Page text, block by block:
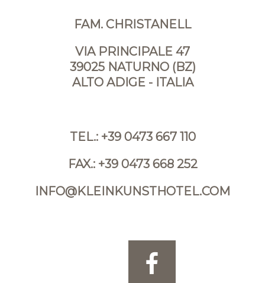
FAM. CHRISTANELL
VIA PRINCIPALE 47
39025 NATURNO (BZ)
ALTO ADIGE - ITALIA
TEL.: +39 0473 667 110
FAX.: +39 0473 668 252
INFO@KLEINKUNSTHOTEL.COM